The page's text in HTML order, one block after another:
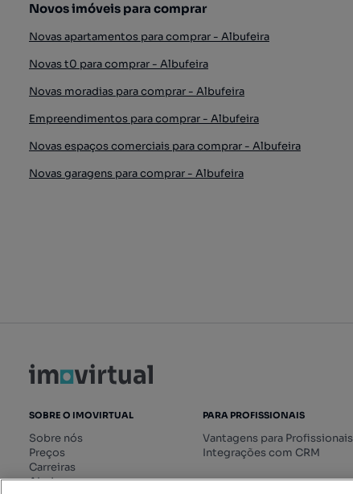
Novos imóveis para comprar
Novas apartamentos para comprar - Albufeira
Novas t0 para comprar - Albufeira
Novas moradias para comprar - Albufeira
Empreendimentos para comprar - Albufeira
Novas espaços comerciais para comprar - Albufeira
Novas garagens para comprar - Albufeira
SOBRE O IMOVIRTUAL
Sobre nós
Preços
Carreiras
Ajuda
PARA PROFISSIONAIS
Vantagens para Profissionais
Integrações com CRM